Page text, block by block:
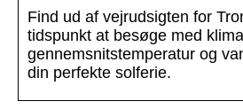
Find ud af vejrudsigten for
tidspunkt at besøge med
gennemsnitstemperatur og
din perfekte solferie.